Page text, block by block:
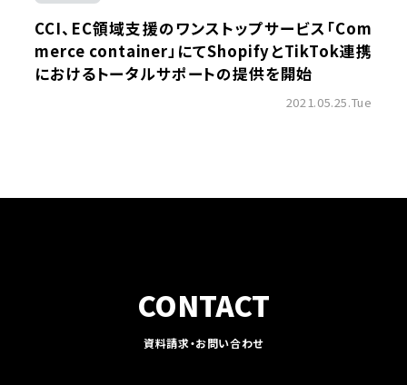
CCI、EC領域支援のワンストップサービス「Com
merce container」にてShopifyとTikTok連携
におけるトータルサポートの提供を開始
2021.05.25.Tue
CONTACT
資料請求・お問い合わせ